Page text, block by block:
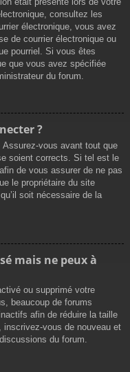
consultez les
électronique, vous avez
de courrier électronique ou
pourriel. Si vous êtes
que vous avez spécifiée
du forum.
?
vous avant tout que
soient corrects. Si tel est le
de vous assurer de ne pas
le propriétaire du site
soit nécessaire de la
mais ne peux à
ou supprimé votre
beaucoup de forums
afin de réduire la taille
vous de nouveau et
du forum.